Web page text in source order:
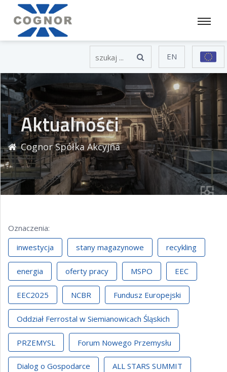
EN
Aktualności
Cognor Spółka Akcyjna
Oznaczenia:
inwestycja
stany magazynowe recykling
energia oferty pracy MSPO EEC
EEC2025 NCBR Fundusz Europejski
Oddział Ferrostal w Siemianowicach Śląskich
PRZEMYSL Forum Nowego Przemysłu
Dialog o Gospodarce ALL STARS SUMMIT